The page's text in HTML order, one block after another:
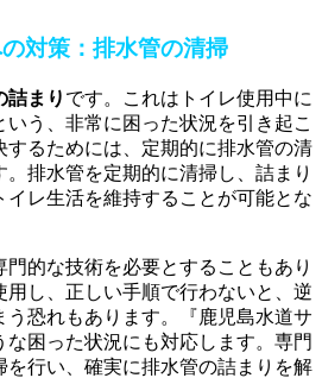
対策：排水管の清掃
詰まり です。これはトイレ使用中に
う、非常に困った状況を引き起こ
するためには、定期的に排水管の清
排水管を定期的に清掃し、詰まり
イレ生活を維持することが可能とな
門的な技術を必要とすることもあり
用し、正しい手順で行わないと、逆
う恐れもあります。『鹿児島水道サ
な困った状況にも対応します。専門
を行い、確実に排水管の詰まりを解